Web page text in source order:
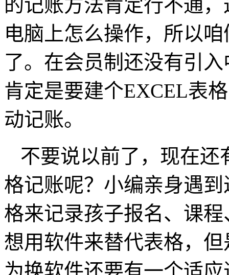
的记账方法肯定行不通
电脑上怎么操作，所以
了。在会员制还没有引
肯定是要建个EXCEL表
动记账。
不要说以前了，现在还
格记账呢？小编亲身遇
格来记录孩子报名、课
想用软件来替代表格，